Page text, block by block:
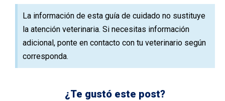
La información de esta guía de cuidado no sustituye
la atención veterinaria. Si necesitas información
adicional, ponte en contacto con tu veterinario según
corresponda.
¿Te gustó este post?